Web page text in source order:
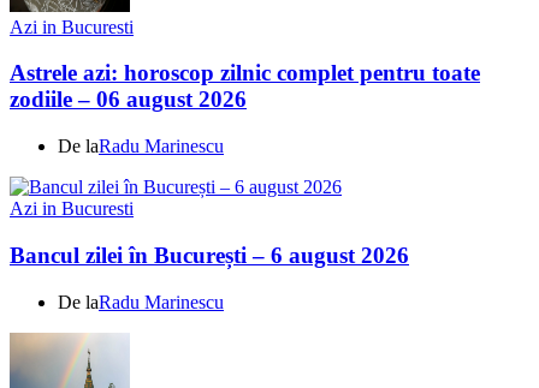
Azi in Bucuresti
Astrele azi: horoscop zilnic complet pentru toate
zodiile – 06 august 2026
De laRadu Marinescu
Azi in Bucuresti
Bancul zilei în București – 6 august 2026
De laRadu Marinescu